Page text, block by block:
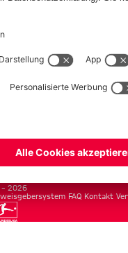
Center Jobs FC Bayern Tours
– 2026
FAQ Kontakt